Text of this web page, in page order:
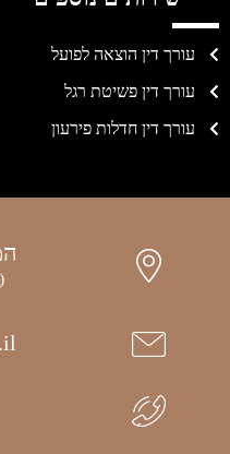
עורך דין הוצאה לפועל
עורך דין פשיטת רגל
עורך דין חדלות פירעון